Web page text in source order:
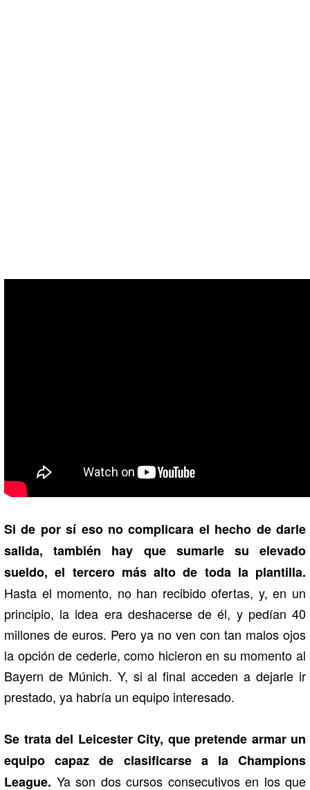
Si de por sí eso no complicara el hecho de darle
salida, también hay que sumarle su elevado
sueldo, el tercero más alto de toda la plantilla.
Hasta el momento, no han recibido ofertas, y, en un
principio, la idea era deshacerse de él, y pedían 40
millones de euros. Pero ya no ven con tan malos ojos
la opción de cederle, como hicieron en su momento al
Bayern de Múnich. Y, si al final acceden a dejarle ir
prestado, ya habría un equipo interesado.
Se trata del Leicester City, que pretende armar un
equipo capaz de clasificarse a la Champions
League. Ya son dos cursos consecutivos en los que